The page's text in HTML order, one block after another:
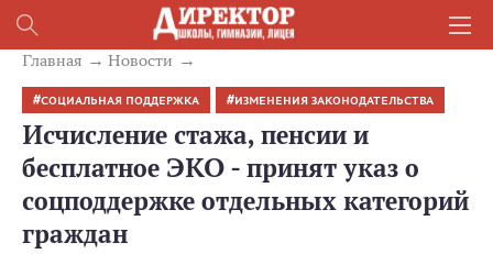
Главная Новости
СОЦИАЛЬНАЯ ПОДДЕРЖКА ИЗМЕНЕНИЯ ЗАКОНОДАТЕЛЬСТВА
Исчисление стажа, пенсии и
бесплатное ЭКО - принят указ о
соцподдержке отдельных категорий
граждан